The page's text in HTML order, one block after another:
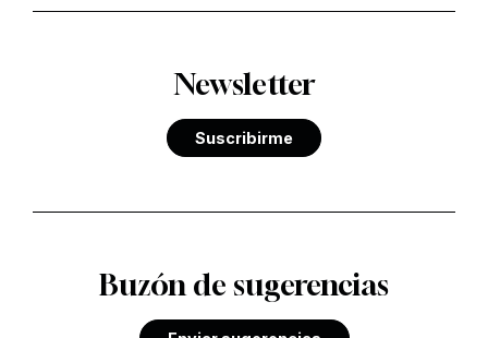
Newsletter
Suscribirme
Buzón de sugerencias